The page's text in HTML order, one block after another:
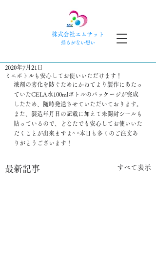
株式会社エムサット
​揺るがない想い
ミニボトルも安心してお使いいただけます！
2020年7月21日
液剤の劣化を防ぐためにかねてより製作にあたっ
ていたCELA水100mlボトルのパッケージが完成
したため、随時発送させていただいております。
また、製造年月日の記載に加えて未開封シールも
貼っているので、どなたでも安心してお使いいた
だくことが出来ますよ^ ^本日も多くのご注文あ
りがとうございます！
最新記事 すべて表示